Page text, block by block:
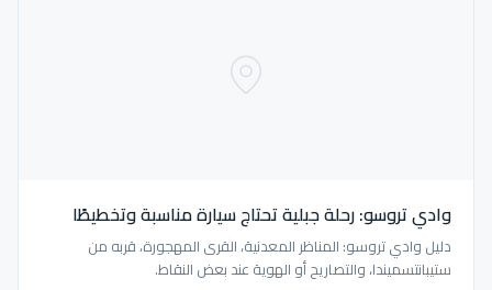
وادي تروسو: رحلة جبلية تحتاج سيارة مناسبة وتخطيطًا
دليل وادي تروسو: المناظر المعدنية، القرى المهجورة، قربه من
ستيبانتسميندا، والتصاريح أو الهوية عند بعض النقاط.